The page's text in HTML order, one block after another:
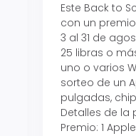
Este Back to
con un
3 al 31 de
25 libras o
uno o varios
sorteo de un
pulgadas,
Detalles de la
Premio: 1